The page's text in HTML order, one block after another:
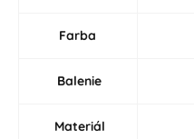
Farba
Balenie
Materiál